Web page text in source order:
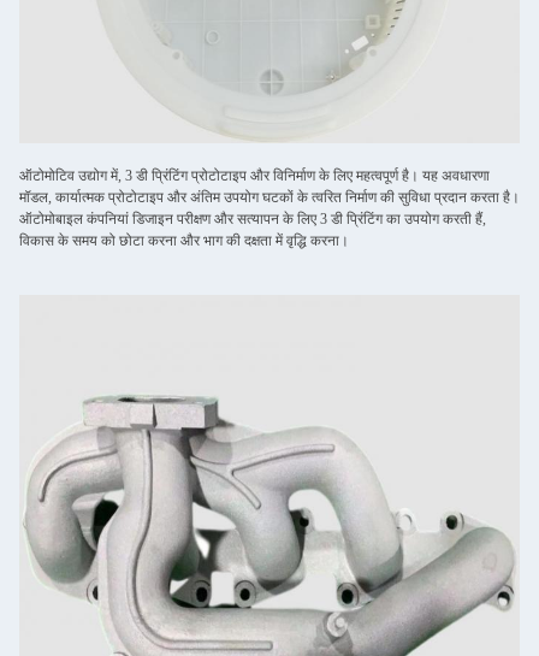
ऑटोमोटिव उद्योग में, 3 डी प्रिंटिंग प्रोटोटाइप और विनिर्माण के लिए महत्वपूर्ण है। यह अवधारणा
मॉडल, कार्यात्मक प्रोटोटाइप और अंतिम उपयोग घटकों के त्वरित निर्माण की सुविधा प्रदान करता है।
ऑटोमोबाइल कंपनियां डिजाइन परीक्षण और सत्यापन के लिए 3 डी प्रिंटिंग का उपयोग करती हैं,
विकास के समय को छोटा करना और भाग की दक्षता में वृद्धि करना।